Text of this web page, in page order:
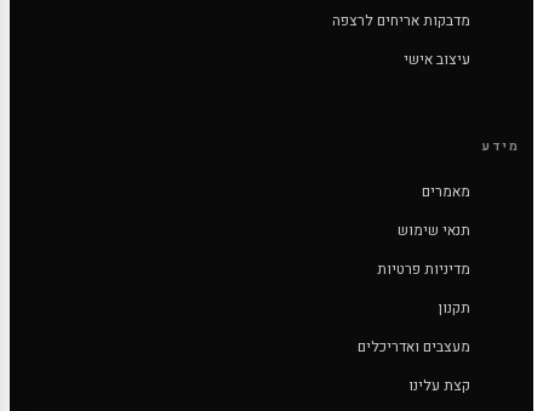
מדבקות אריחים לרצפה
עיצוב אישי
מידע
מאמרים
תנאי שימוש
מדיניות פרטיות
תקנון
מעצבים ואדריכלים
קצת עלינו